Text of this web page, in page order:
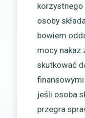
korzystnego
osoby
bowiem
mocy nakaz
skutkować
jeśli osoba
przegra